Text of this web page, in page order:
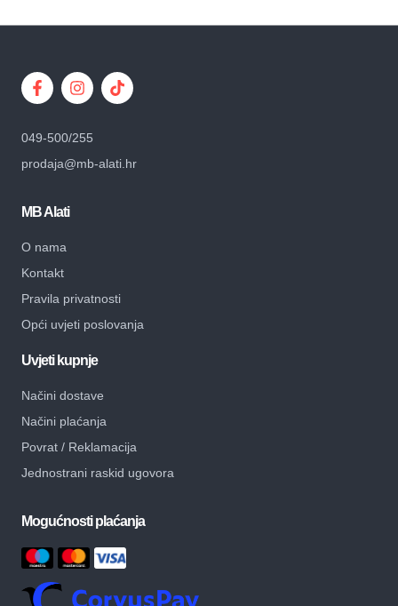
049-500/255
prodaja@mb-alati.hr
MB Alati
O nama
Kontakt
Pravila privatnosti
Opći uvjeti poslovanja
Uvjeti kupnje
Načini dostave
Načini plaćanja
Povrat / Reklamacija
Jednostrani raskid ugovora
Mogućnosti plaćanja